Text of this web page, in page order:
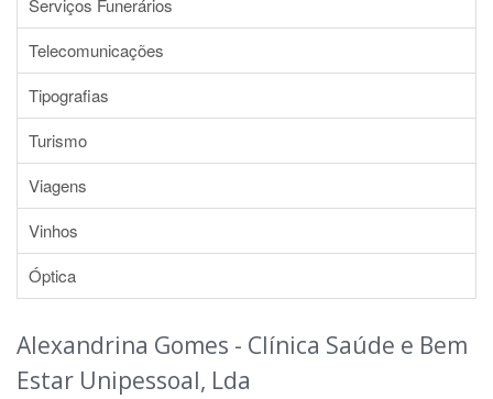
Serviços Funerários
Telecomunicações
Tipografias
Turismo
Viagens
Vinhos
Óptica
Alexandrina Gomes - Clínica Saúde e Bem
Estar Unipessoal, Lda